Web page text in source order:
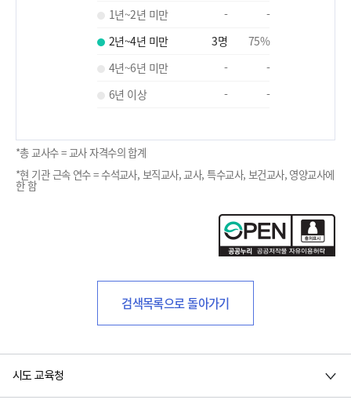
1년~2년 미만
-
-
2년~4년 미만
3명 75%
4년~6년 미만
-
-
6년 이상
- -
*총 교사수 = 교사 자격수의 합계
*현 기관 근속 연수 = 수석교사, 보직교사, 교사, 특수교사, 보건교사, 영양교사에
한 함
검색목록으로 돌아가기
시도 교육청